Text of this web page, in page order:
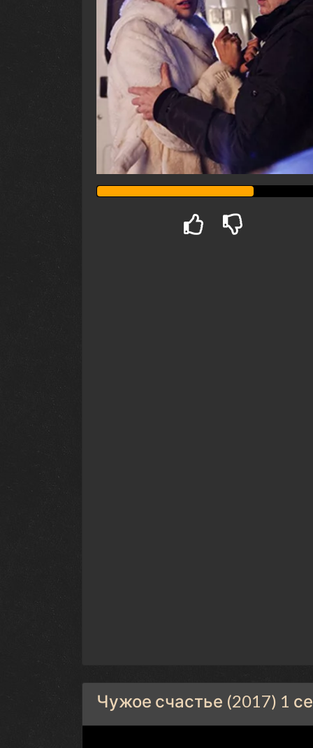
Чужое счастье (2017) 1